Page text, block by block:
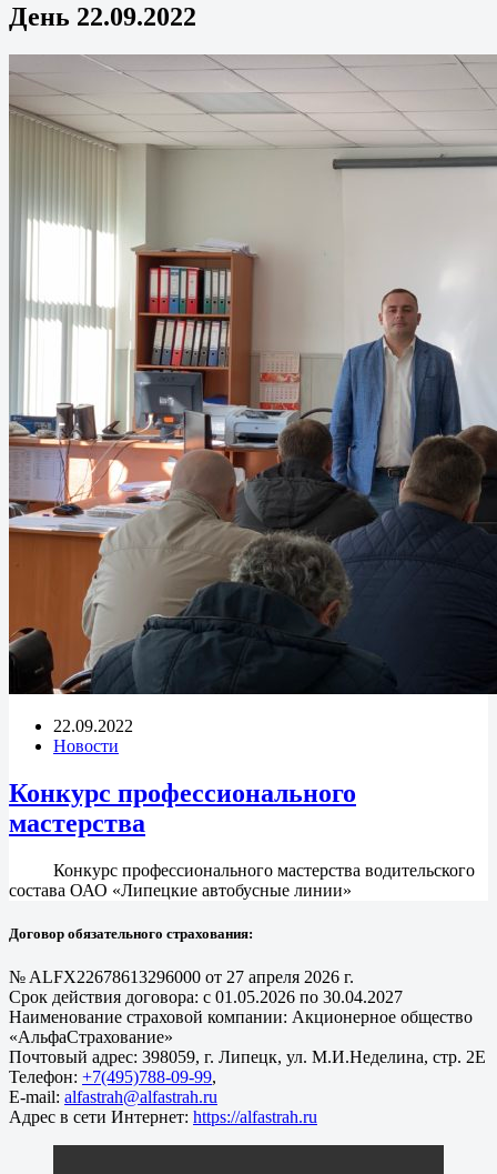
День 22.09.2022
22.09.2022
Новости
Конкурс профессионального
мастерства
Конкурс профессионального мастерства водительского
состава ОАО «Липецкие автобусные линии»
Договор обязательного страхования:
№ ALFX22678613296000 от 27 апреля 2026 г.
Срок действия договора: с 01.05.2026 по 30.04.2027
Наименование страховой компании: Акционерное общество
«АльфаСтрахование»
Почтовый адрес: 398059, г. Липецк, ул. М.И.Неделина, стр. 2Е
Телефон: +7(495)788-09-99,
E-mail: alfastrah@alfastrah.ru
Адрес в сети Интернет: https://alfastrah.ru